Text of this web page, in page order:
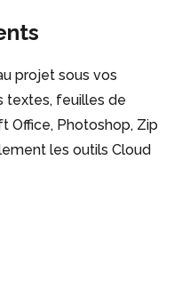
projet sous vos
textes, feuilles de
Office, Photoshop, Zip
les outils Cloud